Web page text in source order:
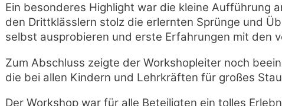
Ein besonderes Highlight war die kleine Aufführung
den Drittklässlern stolz die erlernten Sprünge und
selbst ausprobieren und erste Erfahrungen mit den
Zum Abschluss zeigte der Workshopleiter noch
die bei allen Kindern und Lehrkräften für großes
Der Workshop war für alle Beteiligten ein tolles